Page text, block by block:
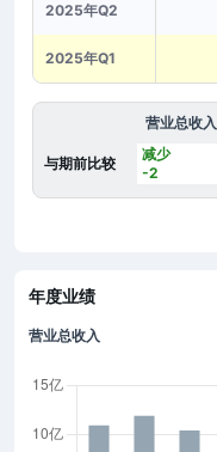
2025年Q2
2025年Q1
营业总收入
与期前比较
减少
-2
年度业绩
营业总收入